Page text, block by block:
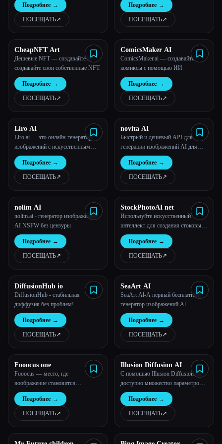
усовершенствование
искусственного интеллекта -
Neural.Love
Подробнее →
ПОСЕЩАТЬ↗︎
интеллекта
Подробнее →
ПОСЕЩАТЬ↗︎
CheapNFT Art
Дешевые NFT — создавайте и
создавайте свои собственные NFT.
Подробнее →
ПОСЕЩАТЬ↗︎
ComicsMaker AI
ComicsMaker.ai — создавайте
комиксы с помощью ИИ
Подробнее →
ПОСЕЩАТЬ↗︎
Liro AI
Liro.ai — это онлайн-генератор
изображений с искусственным
интеллектом, который поможет
вам легко создать все, что вы
можете себе представить, одним
щелчком мыши.
Подробнее →
ПОСЕЩАТЬ↗︎
novita AI
Быстрый и дешевый API для
генерации изображений AI для
более чем 10000 моделей
Подробнее →
ПОСЕЩАТЬ↗︎
nolim AI
nolim.ai - генератор изображений
AI NSFW без цензуры
Подробнее →
ПОСЕЩАТЬ↗︎
StockPhotoAI net
Используйте искусственный
интеллект для создания стоковых
фотографий для слайд-шоу, веб-
сайтов или печатных изданий.
Подробнее →
ПОСЕЩАТЬ↗︎
DiffusionHub io
DiffusionHub - стабильная
диффузия без проблем!
Подробнее →
ПОСЕЩАТЬ↗︎
SeaArt AI
SeaArt Al-A первый бесплатный
генератор изображений Al
Подробнее →
ПОСЕЩАТЬ↗︎
Fooocus one
Fooocus — место, где
воображение становится
реальностью
Подробнее →
ПОСЕЩАТЬ↗︎
Illusion Diffusion AI
С помощью Illusion Diffusion AI
доступно множество параметров
для создания нужного
произведения искусства.
Подробнее →
ПОСЕЩАТЬ↗︎